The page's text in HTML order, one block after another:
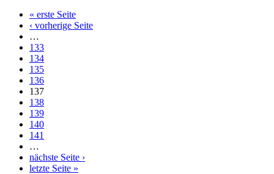
« erste Seite
‹ vorherige Seite
…
133
134
135
136
137
138
139
140
141
…
nächste Seite ›
letzte Seite »